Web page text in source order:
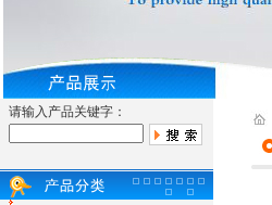
请输入产品关键字：